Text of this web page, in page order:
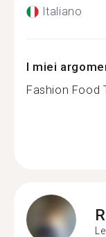
Italiano
I miei
Fashion Food